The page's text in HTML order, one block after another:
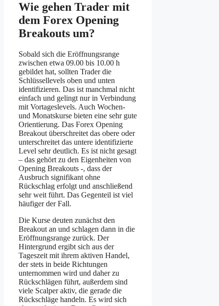
Wie gehen Trader mit
dem Forex Opening
Breakouts um?
Sobald sich die Eröffnungsrange
zwischen etwa 09.00 bis 10.00 h
gebildet hat, sollten Trader die
Schlüssellevels oben und unten
identifizieren. Das ist manchmal nicht
einfach und gelingt nur in Verbindung
mit Vortageslevels. Auch Wochen-
und Monatskurse bieten eine sehr gute
Orientierung. Das Forex Opening
Breakout überschreitet das obere oder
unterschreitet das untere identifizierte
Level sehr deutlich. Es ist nicht gesagt
– das gehört zu den Eigenheiten von
Opening Breakouts -, dass der
Ausbruch signifikant ohne
Rückschlag erfolgt und anschließend
sehr weit führt. Das Gegenteil ist viel
häufiger der Fall.
Die Kurse deuten zunächst den
Breakout an und schlagen dann in die
Eröffnungsrange zurück. Der
Hintergrund ergibt sich aus der
Tageszeit mit ihrem aktiven Handel,
der stets in beide Richtungen
unternommen wird und daher zu
Rückschlägen führt, außerdem sind
viele Scalper aktiv, die gerade die
Rückschläge handeln. Es wird sich